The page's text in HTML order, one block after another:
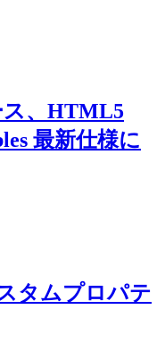
ス、HTML5
最新仕様に
タムプロパテ